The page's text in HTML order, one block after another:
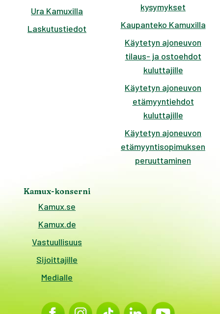
Ura Kamuxilla
Laskutustiedot
kysymykset
Kaupanteko Kamuxilla
Käytetyn ajoneuvon
tilaus- ja ostoehdot
kuluttajille
Käytetyn ajoneuvon
etämyyntiehdot
kuluttajille
Käytetyn ajoneuvon
etämyyntisopimuksen
peruuttaminen
Kamux-konserni
Kamux.se
Kamux.de
Vastuullisuus
Sijoittajille
Medialle